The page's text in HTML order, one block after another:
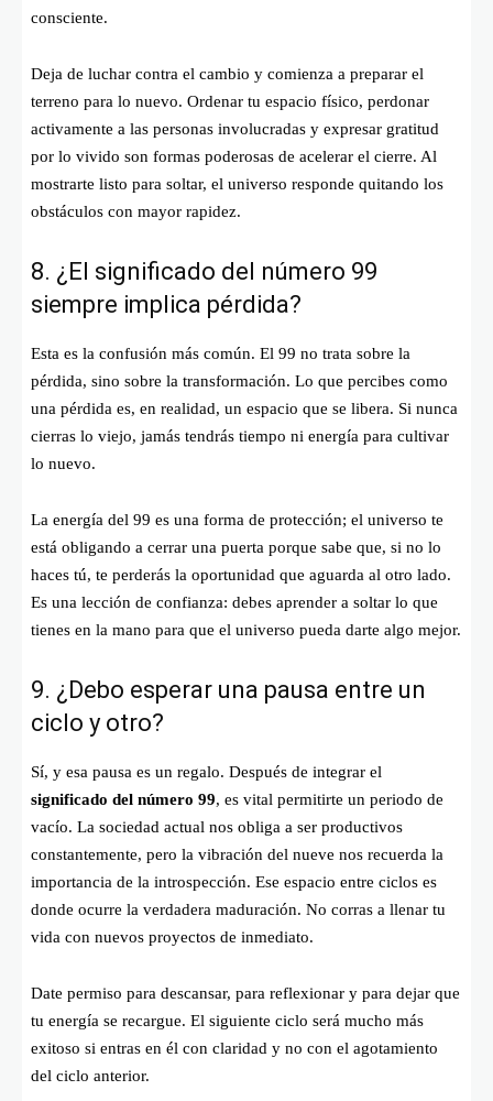
consciente.
Deja de luchar contra el cambio y comienza a preparar el
terreno para lo nuevo. Ordenar tu espacio físico, perdonar
activamente a las personas involucradas y expresar gratitud
por lo vivido son formas poderosas de acelerar el cierre. Al
mostrarte listo para soltar, el universo responde quitando los
obstáculos con mayor rapidez.
8. ¿El significado del número 99
siempre implica pérdida?
Esta es la confusión más común. El 99 no trata sobre la
pérdida, sino sobre la transformación. Lo que percibes como
una pérdida es, en realidad, un espacio que se libera. Si nunca
cierras lo viejo, jamás tendrás tiempo ni energía para cultivar
lo nuevo.
La energía del 99 es una forma de protección; el universo te
está obligando a cerrar una puerta porque sabe que, si no lo
haces tú, te perderás la oportunidad que aguarda al otro lado.
Es una lección de confianza: debes aprender a soltar lo que
tienes en la mano para que el universo pueda darte algo mejor.
9. ¿Debo esperar una pausa entre un
ciclo y otro?
Sí, y esa pausa es un regalo. Después de integrar el
significado del número 99, es vital permitirte un periodo de
vacío. La sociedad actual nos obliga a ser productivos
constantemente, pero la vibración del nueve nos recuerda la
importancia de la introspección. Ese espacio entre ciclos es
donde ocurre la verdadera maduración. No corras a llenar tu
vida con nuevos proyectos de inmediato.
Date permiso para descansar, para reflexionar y para dejar que
tu energía se recargue. El siguiente ciclo será mucho más
exitoso si entras en él con claridad y no con el agotamiento
del ciclo anterior.